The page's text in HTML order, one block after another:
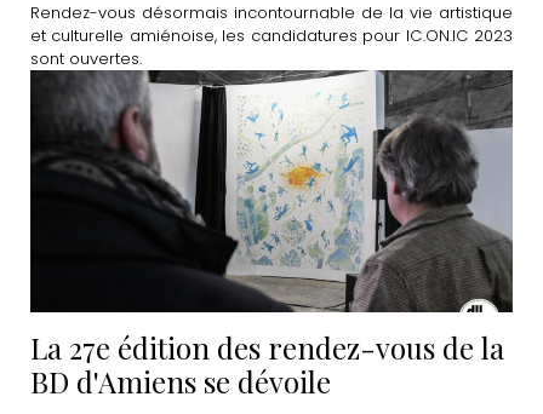
Rendez-vous désormais incontournable de la vie artistique
et culturelle amiénoise, les candidatures pour IC.ON.IC 2023
sont ouvertes.
La 27e édition des rendez-vous de la
BD d'Amiens se dévoile